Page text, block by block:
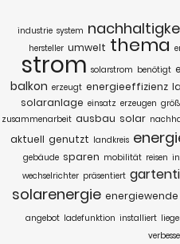
industrie system
hersteller umwelt thema
strom solarstrom benötigt
balkon erzeugt energieeffizienz
solaranlage einsatz erzeugen
zusammenarbeit ausbau solar
aktuell genutzt landkreis
gebäude sparen mobilität reisen
wechselrichter präsentiert
solarenergie energiewende
angebot ladefunktion installiert